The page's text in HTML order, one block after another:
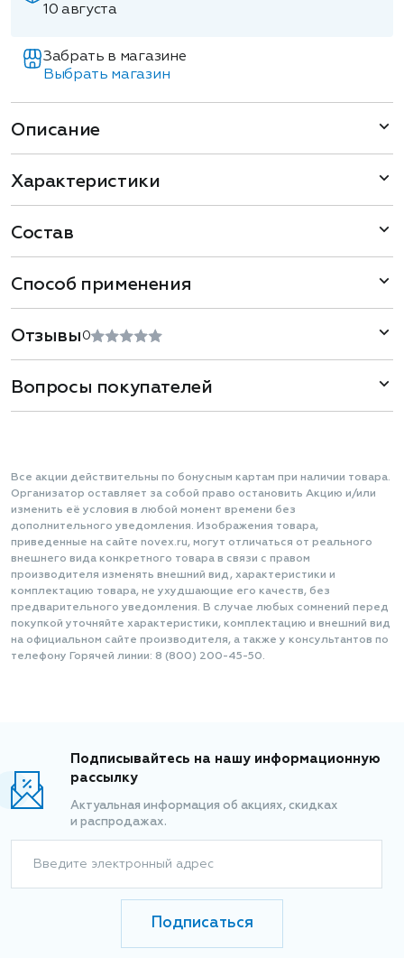
10 августа
Забрать в магазине
Выбрать магазин
Описание
Характеристики
Состав
Способ применения
Отзывы 0
Вопросы покупателей
Все акции действительны по бонусным картам при наличии товара.
Организатор оставляет за собой право остановить Акцию и/или
изменить её условия в любой момент времени без
дополнительного уведомления. Изображения товара,
приведенные на сайте novex.ru, могут отличаться от реального
внешнего вида конкретного товара в связи с правом
производителя изменять внешний вид, характеристики и
комплектацию товара, не ухудшающие его качеств, без
предварительного уведомления. В случае любых сомнений перед
покупкой уточняйте характеристики, комплектацию и внешний вид
на официальном сайте производителя, а также у консультантов по
телефону Горячей линии: 8 (800) 200-45-50.
Подписывайтесь на нашу информационную
рассылку
Актуальная информация об акциях, скидках
и распродажах.
Введите электронный адрес
Подписаться